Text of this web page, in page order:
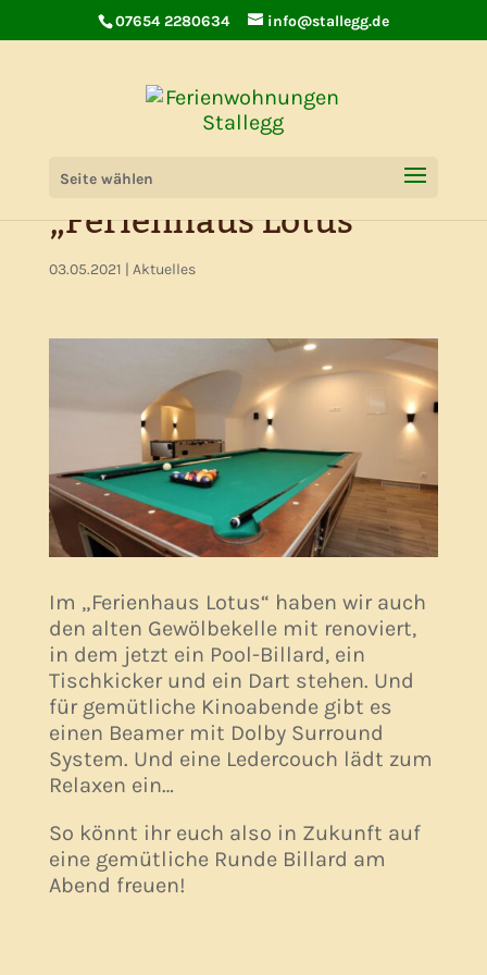
07654 2280634 info@stallegg.de
Seite wählen
Partykeller im
„Ferienhaus Lotus“
03.05.2021 | Aktuelles
Im „Ferienhaus Lotus“ haben wir auch
den alten Gewölbekelle mit renoviert,
in dem jetzt ein Pool-Billard, ein
Tischkicker und ein Dart stehen. Und
für gemütliche Kinoabende gibt es
einen Beamer mit Dolby Surround
System. Und eine Ledercouch lädt zum
Relaxen ein…
So könnt ihr euch also in Zukunft auf
eine gemütliche Runde Billard am
Abend freuen!